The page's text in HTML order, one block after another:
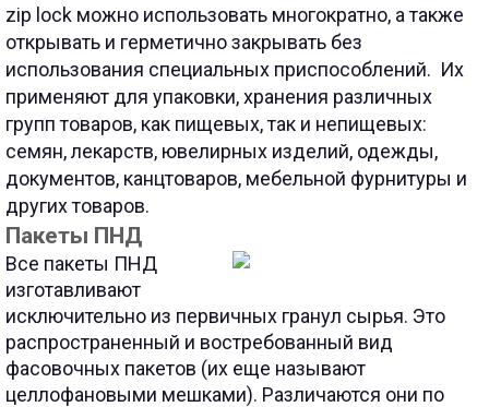
zip lock можно использовать многократно, а также
открывать и герметично закрывать без
использования специальных приспособлений. Их
применяют для упаковки, хранения различных
групп товаров, как пищевых, так и непищевых:
семян, лекарств, ювелирных изделий, одежды,
документов, канцтоваров, мебельной фурнитуры и
других товаров.
Пакеты ПНД
Все пакеты ПНД
изготавливают
исключительно из первичных гранул сырья. Это
распространенный и востребованный вид
фасовочных пакетов (их еще называют
целлофановыми мешками). Различаются они по